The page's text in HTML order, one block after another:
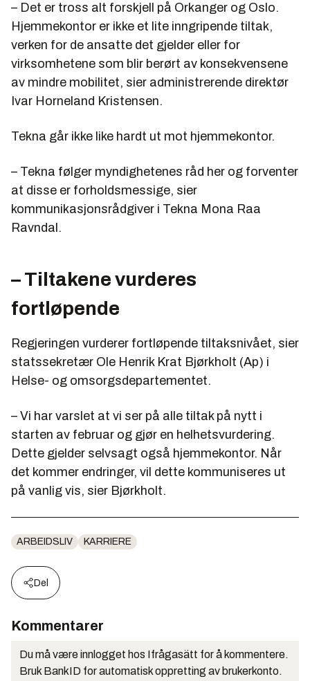
– Det er tross alt forskjell på Orkanger og Oslo.
Hjemmekontor er ikke et lite inngripende tiltak,
verken for de ansatte det gjelder eller for
virksomhetene som blir berørt av konsekvensene
av mindre mobilitet, sier administrerende direktør
Ivar Horneland Kristensen.
Tekna går ikke like hardt ut mot hjemmekontor.
– Tekna følger myndighetenes råd her og forventer
at disse er forholdsmessige, sier
kommunikasjonsrådgiver i Tekna Mona Raa
Ravndal.
– Tiltakene vurderes
fortløpende
Regjeringen vurderer fortløpende tiltaksnivået, sier
statssekretær Ole Henrik Krat Bjørkholt (Ap) i
Helse- og omsorgsdepartementet.
– Vi har varslet at vi ser på alle tiltak på nytt i
starten av februar og gjør en helhetsvurdering.
Dette gjelder selvsagt også hjemmekontor. Når
det kommer endringer, vil dette kommuniseres ut
på vanlig vis, sier Bjørkholt.
ARBEIDSLIV KARRIERE
Del
Kommentarer
Du må være innlogget hos Ifrågasätt for å kommentere.
Bruk BankID for automatisk oppretting av brukerkonto.